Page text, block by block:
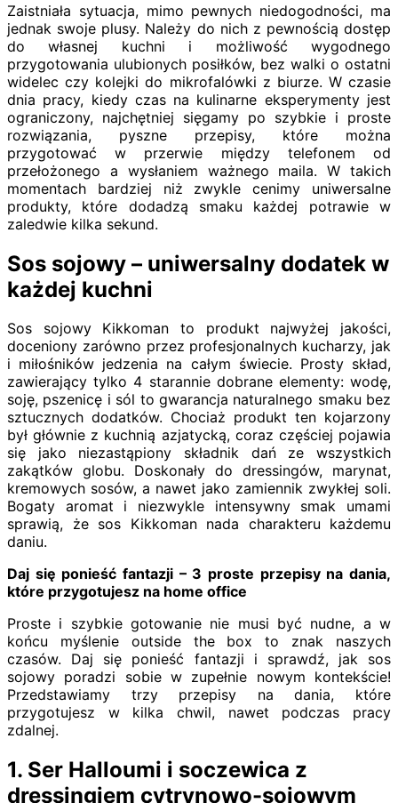
Zaistniała sytuacja, mimo pewnych niedogodności, ma
jednak swoje plusy. Należy do nich z pewnością dostęp
do własnej kuchni i możliwość wygodnego
przygotowania ulubionych posiłków, bez walki o ostatni
widelec czy kolejki do mikrofalówki z biurze. W czasie
dnia pracy, kiedy czas na kulinarne eksperymenty jest
ograniczony, najchętniej sięgamy po szybkie i proste
rozwiązania, pyszne przepisy, które można
przygotować w przerwie między telefonem od
przełożonego a wysłaniem ważnego maila. W takich
momentach bardziej niż zwykle cenimy uniwersalne
produkty, które dodadzą smaku każdej potrawie w
zaledwie kilka sekund.
Sos sojowy – uniwersalny dodatek w
każdej kuchni
Sos sojowy Kikkoman to produkt najwyżej jakości,
doceniony zarówno przez profesjonalnych kucharzy, jak
i miłośników jedzenia na całym świecie. Prosty skład,
zawierający tylko 4 starannie dobrane elementy: wodę,
soję, pszenicę i sól to gwarancja naturalnego smaku bez
sztucznych dodatków. Chociaż produkt ten kojarzony
był głównie z kuchnią azjatycką, coraz częściej pojawia
się jako niezastąpiony składnik dań ze wszystkich
zakątków globu. Doskonały do dressingów, marynat,
kremowych sosów, a nawet jako zamiennik zwykłej soli.
Bogaty aromat i niezwykle intensywny smak umami
sprawią, że sos Kikkoman nada charakteru każdemu
daniu.
Daj się ponieść fantazji – 3 proste przepisy na dania,
które przygotujesz na home office
Proste i szybkie gotowanie nie musi być nudne, a w
końcu myślenie outside the box to znak naszych
czasów. Daj się ponieść fantazji i sprawdź, jak sos
sojowy poradzi sobie w zupełnie nowym kontekście!
Przedstawiamy trzy przepisy na dania, które
przygotujesz w kilka chwil, nawet podczas pracy
zdalnej.
1. Ser Halloumi i soczewica z
dressingiem cytrynowo-sojowym